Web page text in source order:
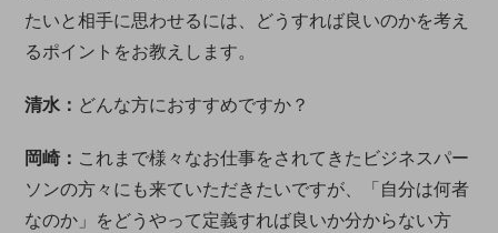
たいと相手に思わせるには、どうすれば良いのかを考え
るポイントをお教えします。
清水： どんな方におすすめですか？
岡崎： これまで様々なお仕事をされてきたビジネスパー
ソンの方々にも来ていただきたいですが、「自分は何者
なのか」をどうやって定義すれば良いか分からない方